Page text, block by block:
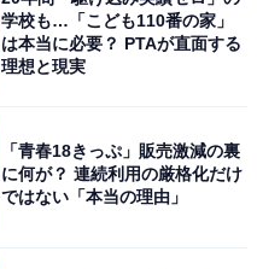
学校も…「こども110番の家」
は本当に必要？ PTAが直面する
理想と現実
「青春18きっぷ」販売激減の裏
に何が？ 連続利用の厳格化だけ
ではない「本当の理由」